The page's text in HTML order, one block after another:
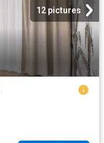
12 pictures